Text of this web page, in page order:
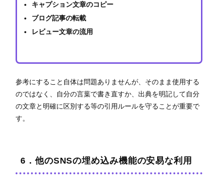
キャプション文章のコピー
ブログ記事の転載
レビュー文章の流用
参考にすること自体は問題ありませんが、そのまま使用する
のではなく、自分の言葉で書き直すか、出典を明記して自分
の文章と明確に区別する等の引用ルールを守ることが重要で
す。
6．他のSNSの埋め込み機能の安易な利用